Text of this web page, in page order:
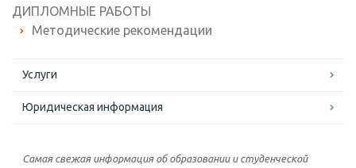
ДИПЛОМНЫЕ РАБОТЫ
Методические рекомендации
Услуги
Юридическая информация
Самая свежая информация об образовании и студенческой